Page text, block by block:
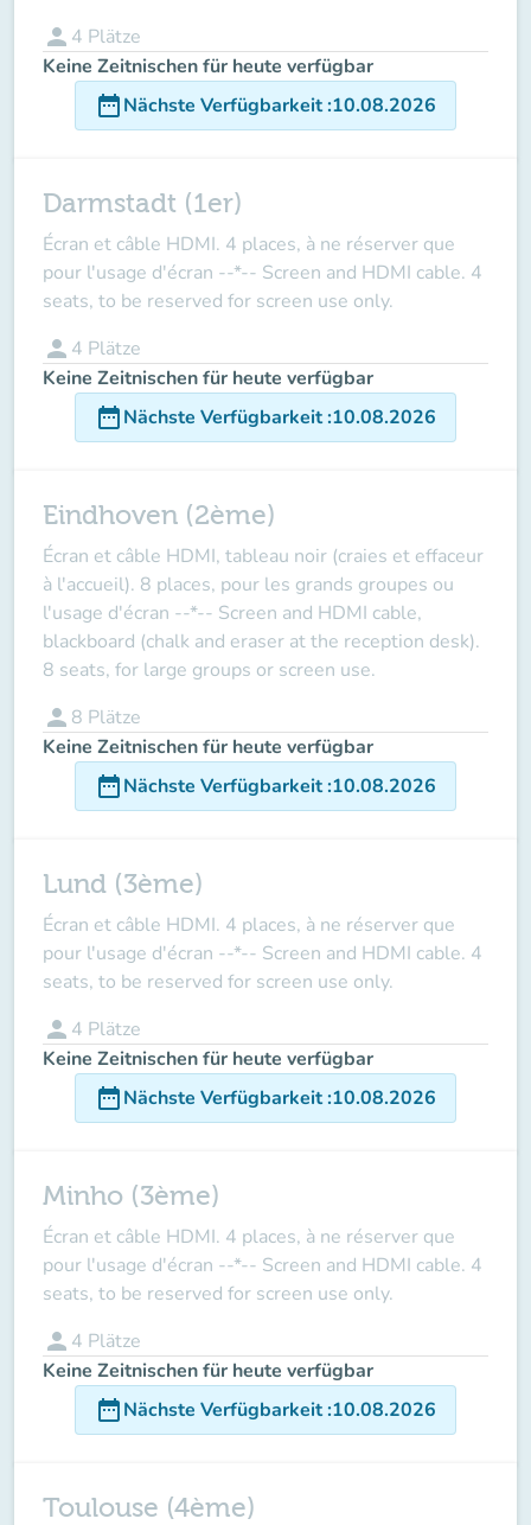
person 4 Plätze
Keine Zeitnischen für heute verfügbar
date_rangeNächste Verfügbarkeit:10.08.2026
Darmstadt (1er)
Écran et câble HDMI. 4 places, à ne réserver que
pour l'usage d'écran --*-- Screen and HDMI cable. 4
seats, to be reserved for screen use only.
person 4 Plätze
Keine Zeitnischen für heute verfügbar
date_rangeNächste Verfügbarkeit:10.08.2026
Eindhoven (2ème)
Écran et câble HDMI, tableau noir (craies et effaceur
à l'accueil). 8 places, pour les grands groupes ou
l'usage d'écran --*-- Screen and HDMI cable,
blackboard (chalk and eraser at the reception desk).
8 seats, for large groups or screen use.
person 8 Plätze
Keine Zeitnischen für heute verfügbar
date_rangeNächste Verfügbarkeit:10.08.2026
Lund (3ème)
Écran et câble HDMI. 4 places, à ne réserver que
pour l'usage d'écran --*-- Screen and HDMI cable. 4
seats, to be reserved for screen use only.
person 4 Plätze
Keine Zeitnischen für heute verfügbar
date_rangeNächste Verfügbarkeit:10.08.2026
Minho (3ème)
Écran et câble HDMI. 4 places, à ne réserver que
pour l'usage d'écran --*-- Screen and HDMI cable. 4
seats, to be reserved for screen use only.
person 4 Plätze
Keine Zeitnischen für heute verfügbar
date_rangeNächste Verfügbarkeit:10.08.2026
Toulouse (4ème)